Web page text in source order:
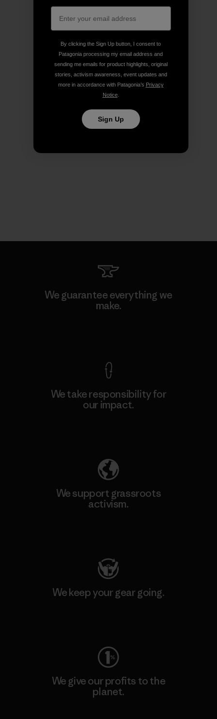
We guarantee everything we
make.
We take responsibility for
our impact.
We support grassroots
activism.
We keep your gear going.
We give our profits to the
planet.
By clicking the Sign Up button, I consent to
Patagonia processing my email address and
sending me emails for product highlights, original
stories, activism awareness, event updates and
more in accordance with Patagonia’s Privacy
Notice.
Sign Up